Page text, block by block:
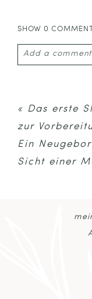
SHOW 0
Add a
« Das erste
zur
Ein
Sicht einer